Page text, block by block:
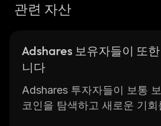
are recorded on a public
The platform also provides
performance of campaigns
can measure their ROI
can also target specific
campaigns using advanced
관련 자산
Adshares 보유자들이 또
니다
Adshares 투자자들이 보통
코인을 탐색하고 새로운 기